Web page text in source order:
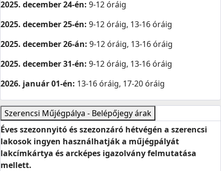
2025. december 24-én: 9-12 óráig
2025. december 25-én: 9-12 óráig, 13-16 óráig
2025. december 26-án: 9-12 óráig, 13-16 óráig
2025. december 31-én: 9-12 óráig, 13-16 óráig
2026. január 01-én: 13-16 óráig, 17-20 óráig
Szerencsi Műjégpálya - Belépőjegy árak
Éves szezonnyitó és szezonzáró hétvégén a szerencsi
lakosok ingyen használhatják a műjégpályát
lakcímkártya és arcképes igazolvány felmutatása
mellett.